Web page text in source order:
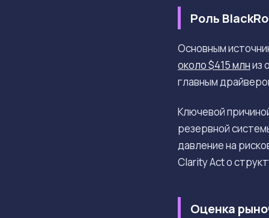
Роль
Основным
около $415 млниз
главным
Ключевой
резервной
давление на
Clarity Act о
Оценка